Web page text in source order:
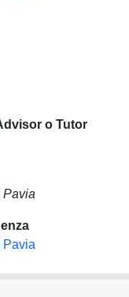
o Tutor
Pavia
Pavia